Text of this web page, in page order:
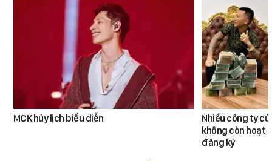
MCK hủy lịch biểu diễn
Nhiều công ty
không còn hoạt
đăng ký